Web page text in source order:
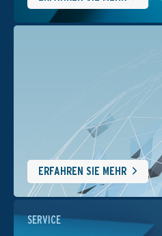
ERFAHREN SIE MEHR
SERVICE